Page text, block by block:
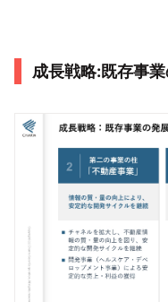
成長戦略:既存事